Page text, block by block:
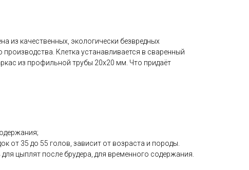
из качественных, экологически безвредных
Клетка устанавливается в сваренный
из профильной трубы 20х20 мм. Что придаёт
от 35 до 55 голов, зависит от возраста и породы.
цыплят после брудера, для временного содержания.